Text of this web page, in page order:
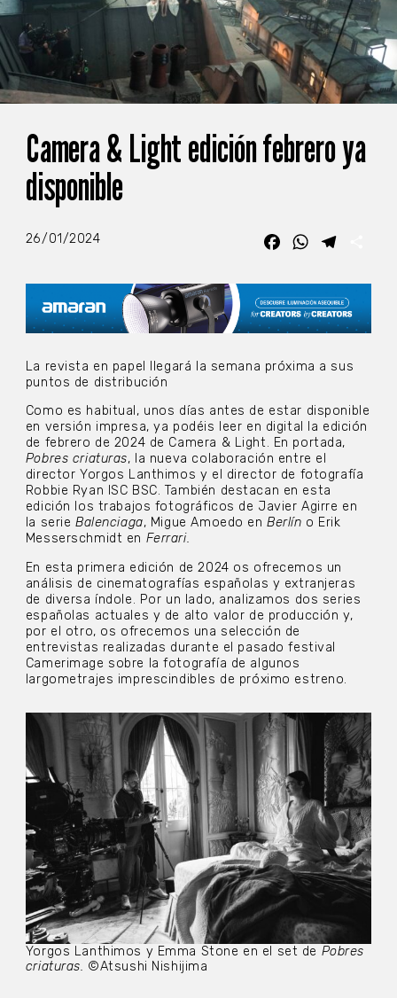
Camera & Light edición febrero ya
disponible
26/01/2024 FacebookWhatsApp
La revista en papel llegará la semana próxima a sus
puntos de distribución
Como es habitual, unos días antes de estar disponible
en versión impresa, ya podéis leer en digital la edición
de febrero de 2024 de Camera & Light. En portada,
Pobres criaturas, la nueva colaboración entre el
director Yorgos Lanthimos y el director de fotografía
Robbie Ryan ISC BSC. También destacan en esta
edición los trabajos fotográficos de Javier Agirre en
la serie Balenciaga, Migue Amoedo enBerlín o Erik
Messerschmidt en Ferrari.
En esta primera edición de 2024 os ofrecemos un
análisis de cinematografías españolas y extranjeras
de diversa índole. Por un lado, analizamos dos series
españolas actuales y de alto valor de producción y,
por el otro, os ofrecemos una selección de
entrevistas realizadas durante el pasado festival
Camerimage sobre la fotografía de algunos
largometrajes imprescindibles de próximo estreno.
Yorgos Lanthimos y Emma Stone en el set de Pobres
criaturas. ©Atsushi Nishijima